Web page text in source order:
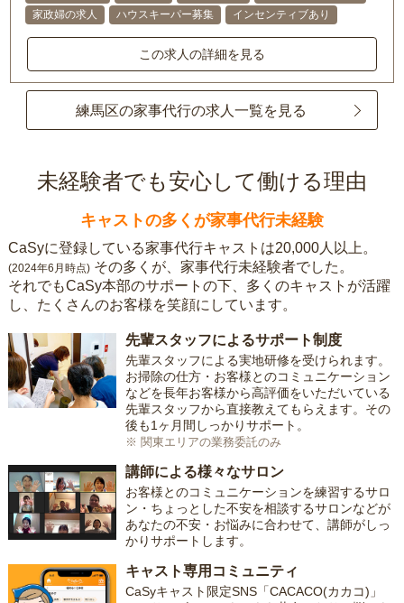
家政婦の求人
ハウスキーパー募集 インセンティブあり
この求人の詳細を見る
練馬区の家事代行の求人一覧を見る
未経験者でも安心して働ける理由
キャストの多くが家事代行未経験
CaSyに登録している家事代行キャストは20,000人以上。
(2024年6月時点) その多くが、家事代行未経験者でした。
それでもCaSy本部のサポートの下、多くのキャストが活躍
し、たくさんのお客様を笑顔にしています。
先輩スタッフによるサポート制度
先輩スタッフによる実地研修を受けられます。
お掃除の仕方・お客様とのコミュニケーション
などを長年お客様から高評価をいただいている
先輩スタッフから直接教えてもらえます。その
後も1ヶ月間しっかりサポート。
※ 関東エリアの業務委託のみ
講師による様々なサロン
お客様とのコミュニケーションを練習するサロ
ン・ちょっとした不安を相談するサロンなどが
あなたの不安・お悩みに合わせて、講師がしっ
かりサポートします。
キャスト専用コミュニティ
CaSyキャスト限定SNS「CACACO(カカコ)」